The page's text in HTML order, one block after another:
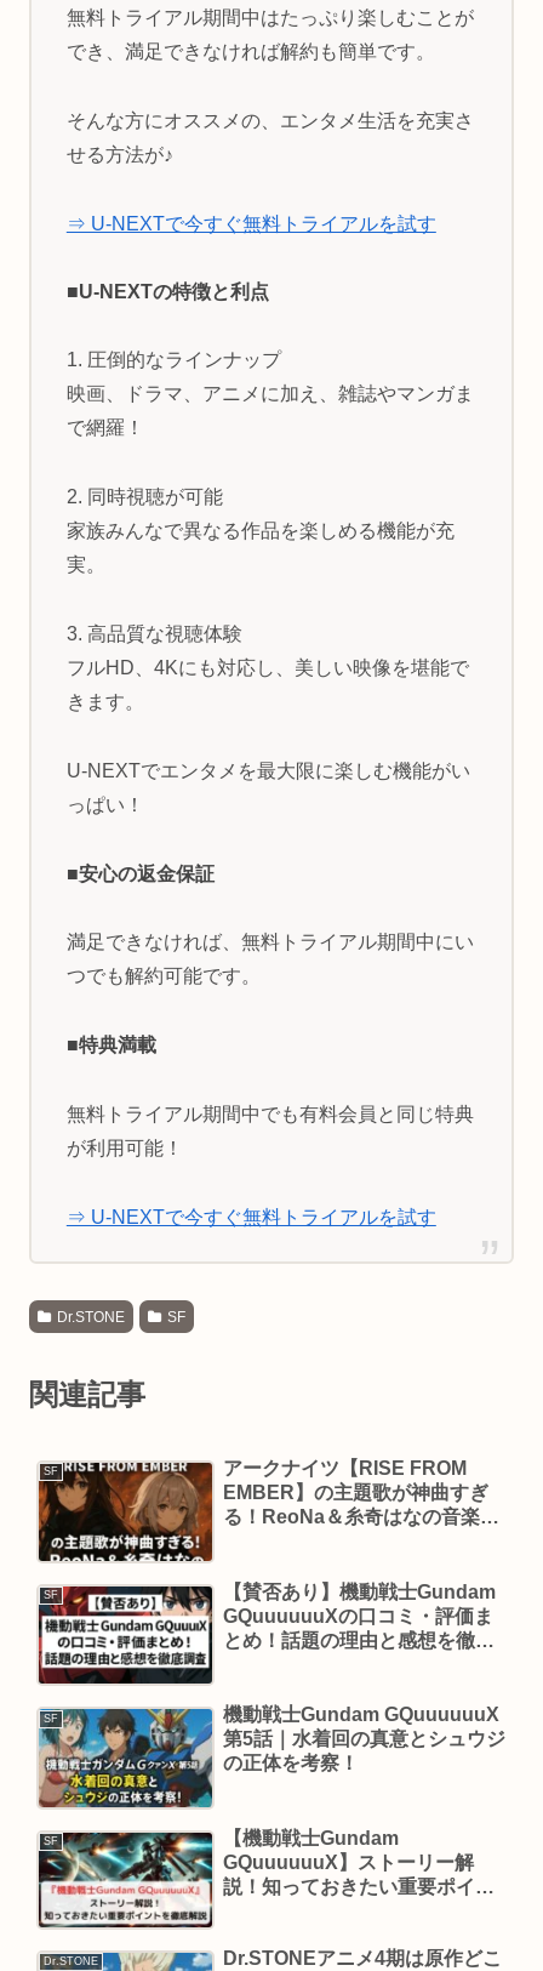
無料トライアル期間中はたっぷり楽しむことが
でき、満足できなければ解約も簡単です。
そんな方にオススメの、エンタメ生活を充実さ
せる方法が♪
⇒ U-NEXTで今すぐ無料トライアルを試す
■U-NEXTの特徴と利点
1. 圧倒的なラインナップ
映画、ドラマ、アニメに加え、雑誌やマンガま
で網羅！
2. 同時視聴が可能
家族みんなで異なる作品を楽しめる機能が充
実。
3. 高品質な視聴体験
フルHD、4Kにも対応し、美しい映像を堪能で
きます。
U-NEXTでエンタメを最大限に楽しむ機能がい
っぱい！
■安心の返金保証
満足できなければ、無料トライアル期間中にい
つでも解約可能です。
■特典満載
無料トライアル期間中でも有料会員と同じ特典
が利用可能！
⇒ U-NEXTで今すぐ無料トライアルを試す
Dr.STONE SF
関連記事
SF
アークナイツ【RISE FROM
EMBER】の主題歌が神曲すぎ
る！ReoNa＆糸奇はなの音楽に
SF
【賛否あり】機動戦士Gundam
GQuuuuuuXの口コミ・評価ま
とめ！話題の理由と感想を徹底
SF
機動戦士Gundam GQuuuuuuX
第5話｜水着回の真意とシュウジ
の正体を考察！
SF
【機動戦士Gundam
GQuuuuuuX】ストーリー解
説！知っておきたい重要ポイン
Dr.STONE
Dr.STONEアニメ4期は原作どこ